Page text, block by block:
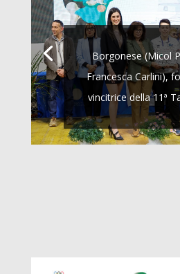
Borgonese (Micol
Francesca Carlini),
vincitrice della 11ª